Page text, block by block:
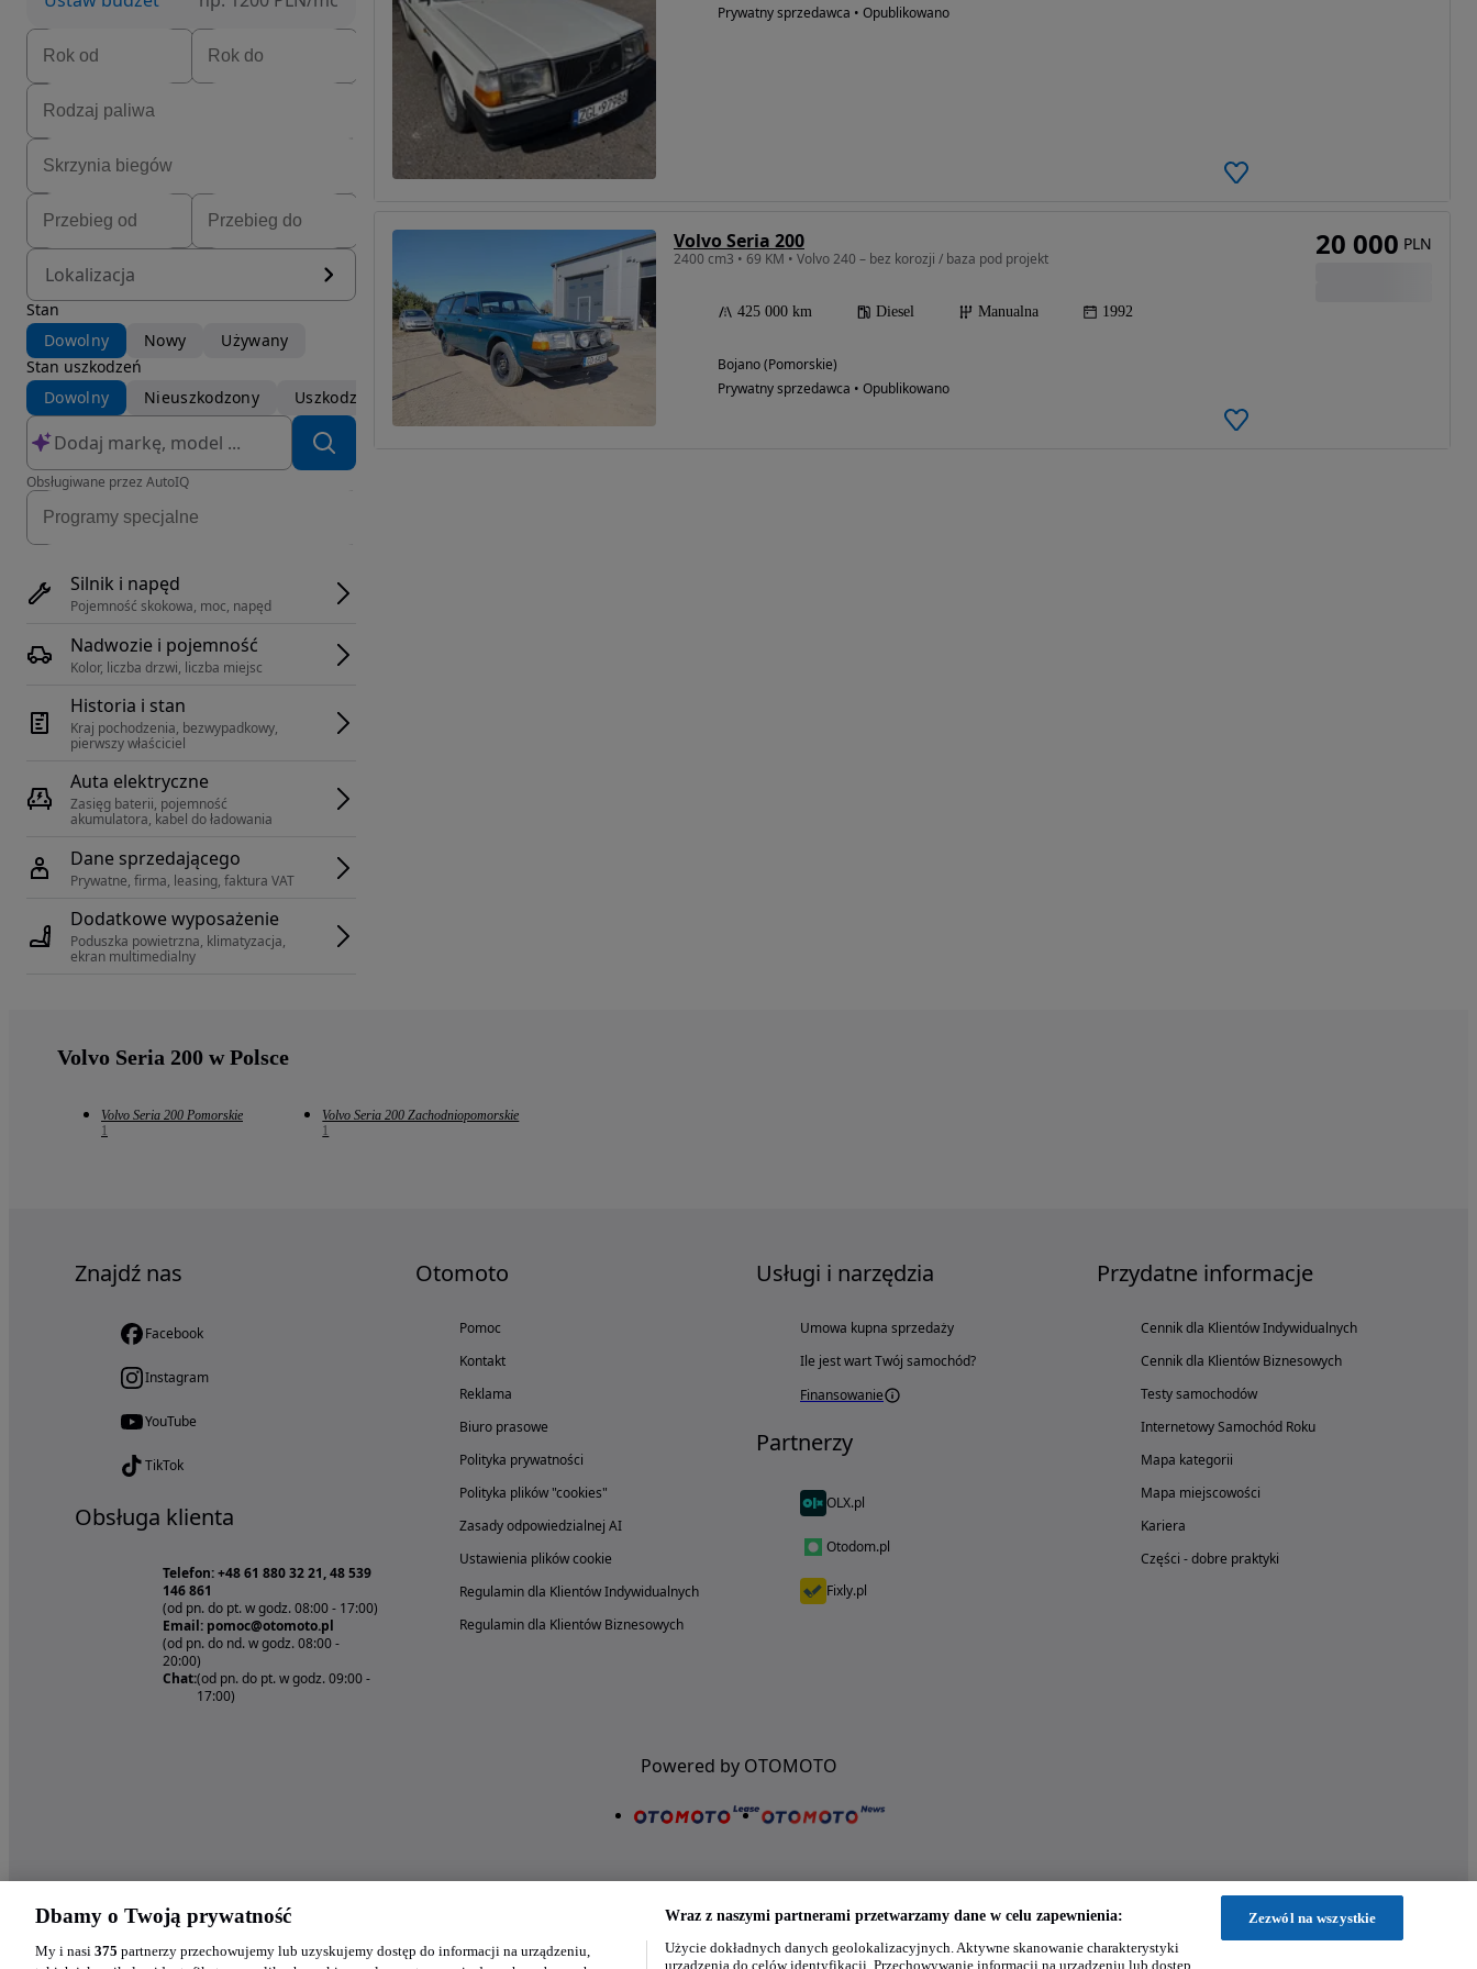
Lokalizacja
Stan
Dowolny
Nowy
Używany
Stan uszkodzeń
Dowolny
Nieuszkodzony Uszkodzony
Obsługiwane przez AutoIQ
Silnik i napęd
Pojemność skokowa, moc, napęd
Nadwozie i pojemność
Kolor, liczba drzwi, liczba miejsc
Historia i stan
Kraj pochodzenia, bezwypadkowy,
pierwszy właściciel
Auta elektryczne
Zasięg baterii, pojemność
akumulatora, kabel do ładowania
Dane sprzedającego
Prywatne, firma, leasing, faktura VAT
Dodatkowe wyposażenie
Poduszka powietrzna, klimatyzacja,
ekran multimedialny
Prywatny sprzedawca • Opublikowano
Volvo Seria 200
2400 cm3 • 69 KM • Volvo 240 – bez korozji / baza pod projekt
425 000 km Diesel Manualna 1992
Bojano (Pomorskie)
Prywatny sprzedawca • Opublikowano
20 000 PLN
Volvo Seria 200 w Polsce
Volvo Seria 200 Pomorskie
1
Volvo Seria 200 Zachodniopomorskie
1
Znajdź nas
Facebook
Instagram
YouTube
TikTok
Obsługa klienta
Telefon: +48 61 880 32 21, 48 539
146 861
(od pn. do pt. w godz. 08:00 - 17:00)
Email: pomoc@otomoto.pl
(od pn. do nd. w godz. 08:00 -
20:00)
Chat:(od pn. do pt. w godz. 09:00 -
17:00)
Otomoto
Pomoc
Kontakt
Reklama
Biuro prasowe
Polityka prywatności
Polityka plików "cookies"
Zasady odpowiedzialnej AI
Ustawienia plików cookie
Regulamin dla Klientów Indywidualnych
Regulamin dla Klientów Biznesowych
Usługi i narzędzia
Umowa kupna sprzedaży
Ile jest wart Twój samochód?
Finansowanie
Partnerzy
OLX.pl
Otodom.pl
Fixly.pl
Przydatne informacje
Cennik dla Klientów Indywidualnych
Cennik dla Klientów Biznesowych
Testy samochodów
Internetowy Samochód Roku
Mapa kategorii
Mapa miejscowości
Kariera
Części - dobre praktyki
Powered by OTOMOTO
Dbamy o Twoją prywatność
My i nasi 375 partnerzy przechowujemy lub uzyskujemy dostęp do informacji na urządzeniu,
Wraz z naszymi partnerami przetwarzamy dane w celu zapewnienia:
Użycie dokładnych danych geolokalizacyjnych. Aktywne skanowanie charakterystyki
urządzenia do celów identyfikacji. Przechowywanie informacji na urządzeniu lub dostęp
Zezwól na wszystkie